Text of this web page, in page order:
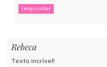
responder
Rebeca
Texto incrível!